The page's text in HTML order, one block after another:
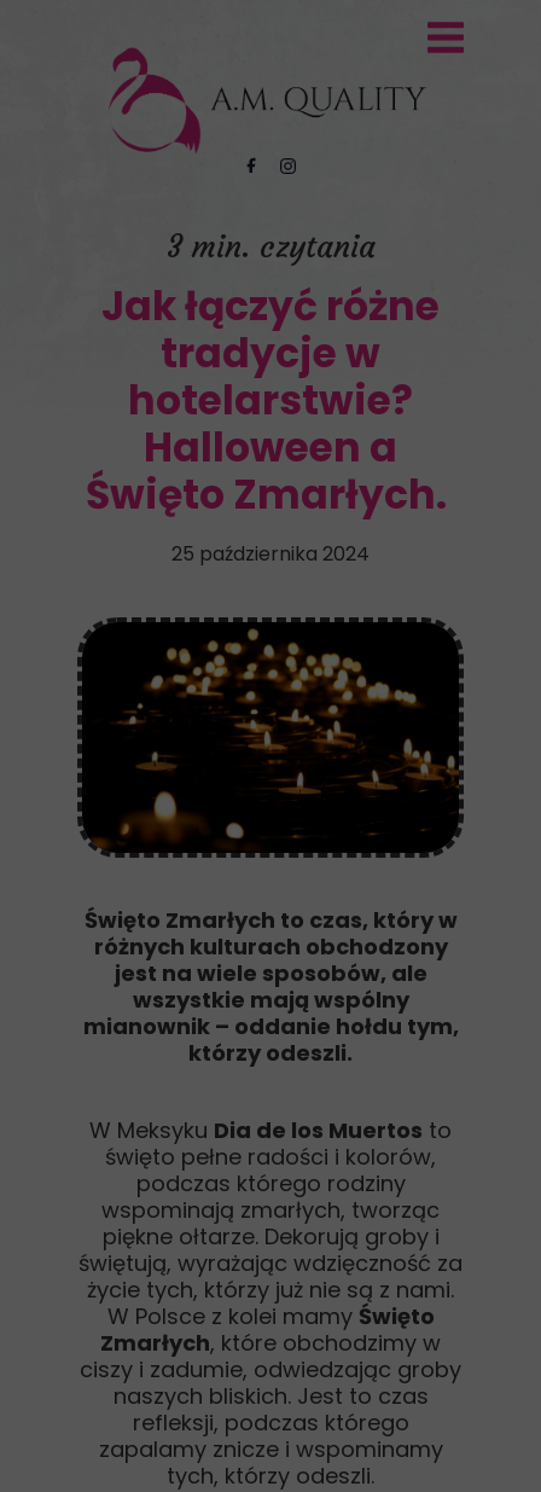
3 min. czytania
25 października 2024
Jak łączyć różne
tradycje w
hotelarstwie?
Halloween a
Święto Zmarłych.
Święto Zmarłych to czas, który w
różnych kulturach obchodzony
jest na wiele sposobów, ale
wszystkie mają wspólny
mianownik – oddanie hołdu tym,
którzy odeszli.
W Meksyku Dia de los Muertos to
święto pełne radości i kolorów,
podczas którego rodziny
wspominają zmarłych, tworząc
piękne ołtarze. Dekorują groby i
świętują, wyrażając wdzięczność za
życie tych, którzy już nie są z nami.
W Polsce z kolei mamy Święto
Zmarłych, które obchodzimy w
ciszy i zadumie, odwiedzając groby
naszych bliskich. Jest to czas
refleksji, podczas którego
zapalamy znicze i wspominamy
tych, którzy odeszli.